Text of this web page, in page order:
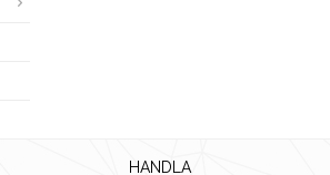
HANDLA